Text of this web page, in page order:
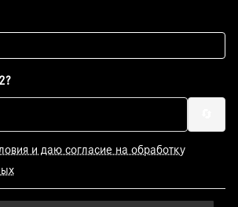
и даю согласие на обработку